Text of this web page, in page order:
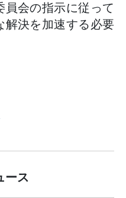
員会の指示に従って
解決を加速する必要
ース